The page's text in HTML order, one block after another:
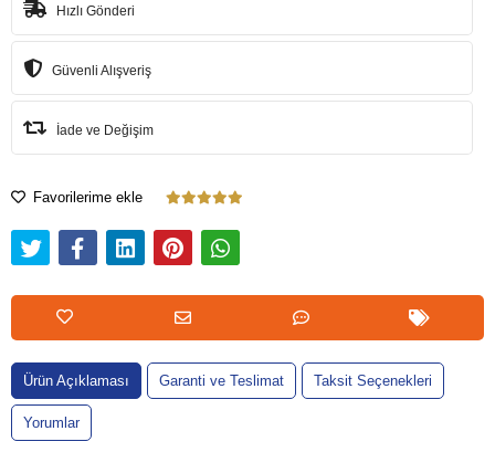
Hızlı Gönderi
Güvenli Alışveriş
İade ve Değişim
Favorilerime ekle
Ürün Açıklaması Garanti ve Teslimat Taksit Seçenekleri
Yorumlar